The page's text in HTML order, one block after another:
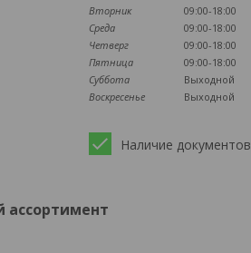
Вторник
09:00-18:00
Среда
09:00-18:00
Четверг
09:00-18:00
Пятница
09:00-18:00
Суббота
Выходной
Воскресенье
Выходной
Наличие документов